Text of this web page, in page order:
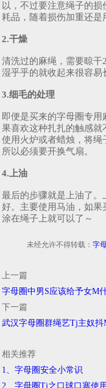
以，不过要注意绳子的
耗品，随着损伤加重还是
2.干燥
清洗过的麻绳，需要晾干
湿乎乎的就收起来很容易
3.细毛的处理
即便是买来的字母圈专
果喜欢这种扎扎的触感就
使用火炉或者蜡烛，将绳
所以必须要开换气扇。
4.上油
最后的步骤就是上油了
好。主要使用马油，如果
涂在绳子上就可以了～
未经允许不得转载： 字
上一篇
字母圈中男S应该给予女M
下一篇
武汉字母圈群绳艺Tj主奴抖
相关推荐
1、字母圈安全小常识
2、字母圈Tj之口球口塞使